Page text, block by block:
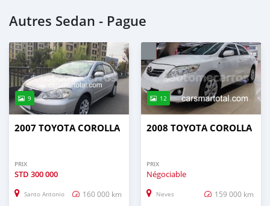
Autres Sedan - Pague
9
2007 TOYOTA COROLLA
PRIX
STD 300 000
Santo Antonio 160 000 km
12
2008 TOYOTA COROLLA
PRIX
Négociable
Neves 159 000 km